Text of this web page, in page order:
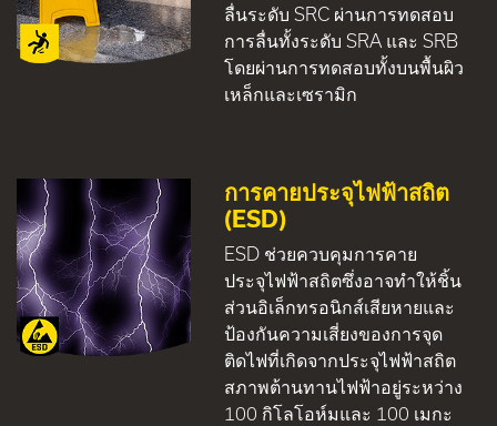
ลื่นระดับ SRC ผ่านการทดสอบ
การลื่นทั้งระดับ SRA และ SRB
โดยผ่านการทดสอบทั้งบนพื้นผิว
เหล็กและเซรามิก
การคายประจุไฟฟ้าสถิต
(ESD)
ESD ช่วยควบคุมการคาย
ประจุไฟฟ้าสถิตซึ่งอาจทำให้ชิ้น
ส่วนอิเล็กทรอนิกส์เสียหายและ
ป้องกันความเสี่ยงของการจุด
ติดไฟที่เกิดจากประจุไฟฟ้าสถิต
สภาพต้านทานไฟฟ้าอยู่ระหว่าง
100 กิโลโอห์มและ 100 เมกะ